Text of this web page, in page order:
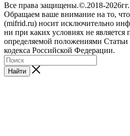
Все права защищены.©.2018-
Обращаем ваше внимание на то,
(mifrid.ru) носит исключительно
ни при каких условиях не является
определяемой положениями Статьи
кодекса Российской Федерации.
Найти